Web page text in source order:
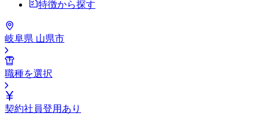
特徴から探す
岐阜県 山県市
職種を選択
契約社員登用あり